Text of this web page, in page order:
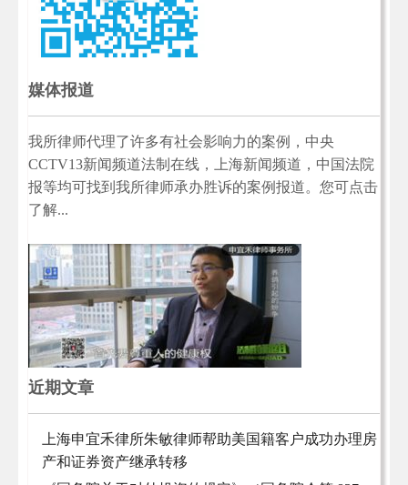
媒体报道
我所律师代理了许多有社会影响力的案例，中央
CCTV13新闻频道法制在线，上海新闻频道，中国法院
报等均可找到我所律师承办胜诉的案例报道。您可点击
了解...
近期文章
上海申宜禾律所朱敏律师帮助美国籍客户成功办理房
产和证券资产继承转移